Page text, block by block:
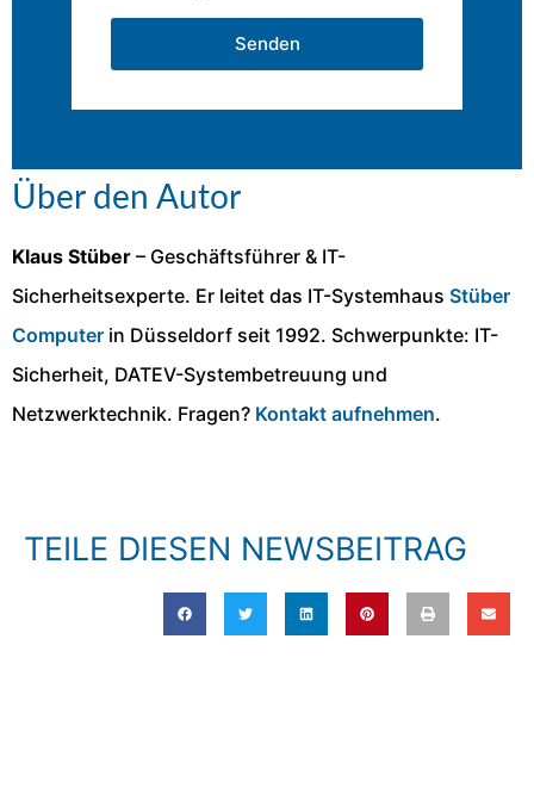
Senden
Über den Autor
Klaus Stüber – Geschäftsführer & IT-
Sicherheitsexperte. Er leitet das IT-Systemhaus Stüber
Computer in Düsseldorf seit 1992. Schwerpunkte: IT-
Sicherheit, DATEV-Systembetreuung und
Netzwerktechnik. Fragen? Kontakt aufnehmen.
TEILE DIESEN NEWSBEITRAG